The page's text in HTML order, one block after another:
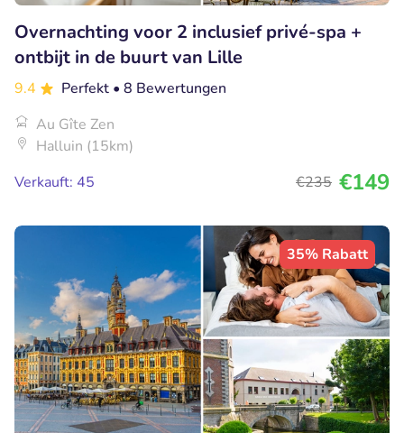
Overnachting voor 2 inclusief privé-spa +
ontbijt in de buurt van Lille
9.4 Perfekt • 8 Bewertungen
Au Gîte Zen
Halluin (15km)
Verkauft: 45
€235 €149
35% Rabatt